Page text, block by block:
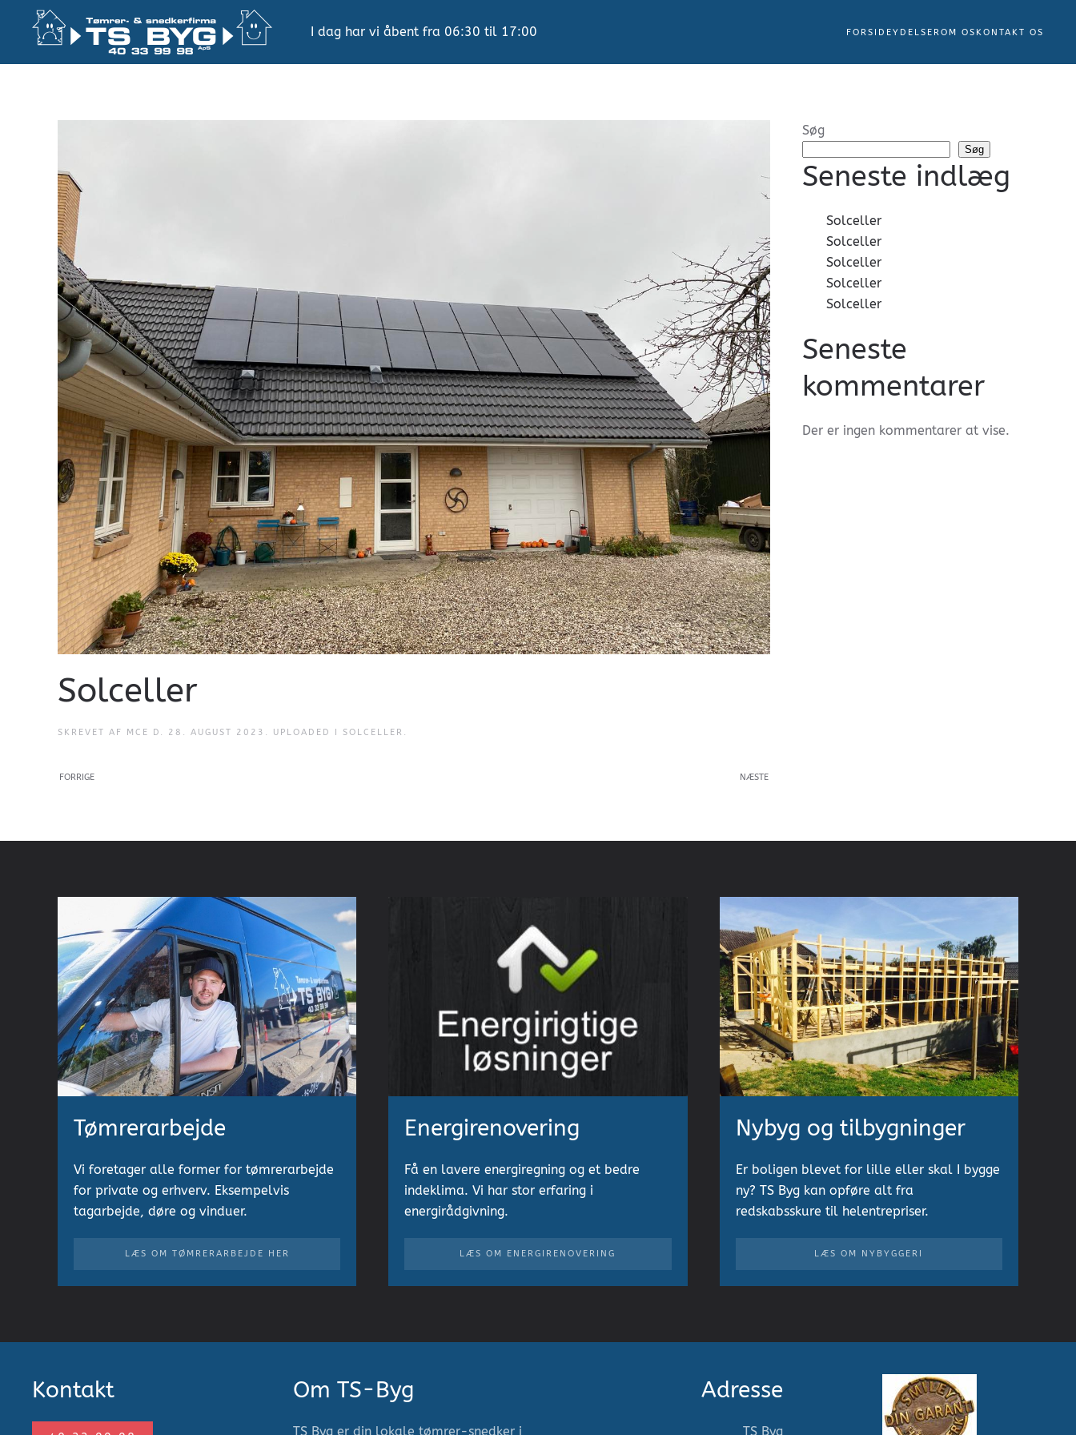
Gå
I dag har vi åbent fra 06:30 til 17:00 FORSIDEYDELSER OM OS KONTAKT OS
Solceller
SKREVET AF MCE D. 28. AUGUST 2023 . UPLOADED I SOLCELLER .
FORRIGE NÆSTE
Søg
Søg
Seneste indlæg
Solceller
Solceller
Solceller
Solceller
Solceller
Seneste
kommentarer
Der er ingen kommentarer at vise.
Tømrerarbejde
Vi foretager alle former for tømrerarbejde
for private og erhverv. Eksempelvis
tagarbejde, døre og vinduer.
LÆS OM TØMRERARBEJDE HER
Energirenovering
Få en lavere energiregning og et bedre
indeklima. Vi har stor erfaring i
energirådgivning.
LÆS OM ENERGIRENOVERING
Nybyg og tilbygninger
Er boligen blevet for lille eller skal I bygge
ny? TS Byg kan opføre alt fra
redskabsskure til helentrepriser.
LÆS OM NYBYGGERI
Kontakt Om TS-Byg
TS Byg er din lokale tømrer-snedker i
Adresse
TS Byg